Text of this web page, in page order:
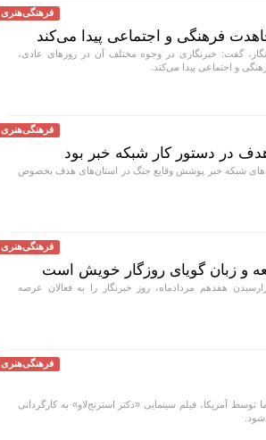
فرهنگی‌هنری
فرهنگی و اجتماعی پیدا می‌کند
گفت: خبرنگاری در وجوه مختلف آن در روزهای عادی،
و اجتماعی پیدا می‌کند.
فرهنگی‌هنری
در دستور کار شبکه خبر بود
شبکه خبر پوشش وقایع جنگ در استان‌های هدف بخصوص
فرهنگی‌هنری
و زبان گویای روزگار خویش است
هفدهم مردادماه، روز خبرنگار را به فعالان عرصه
فرهنگی‌هنری
آمریکا، فیلم سینمایی «دکتر استرنج‌لاو» به کارگردانی